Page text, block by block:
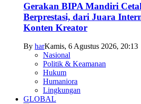
Gerakan BIPA Mandiri
Berprestasi, dari Juara
Konten Kreator
By harKamis, 6 Agustus 2026, 20:13
Nasional
Politik & Keamanan
Hukum
Humaniora
Lingkungan
GLOBAL